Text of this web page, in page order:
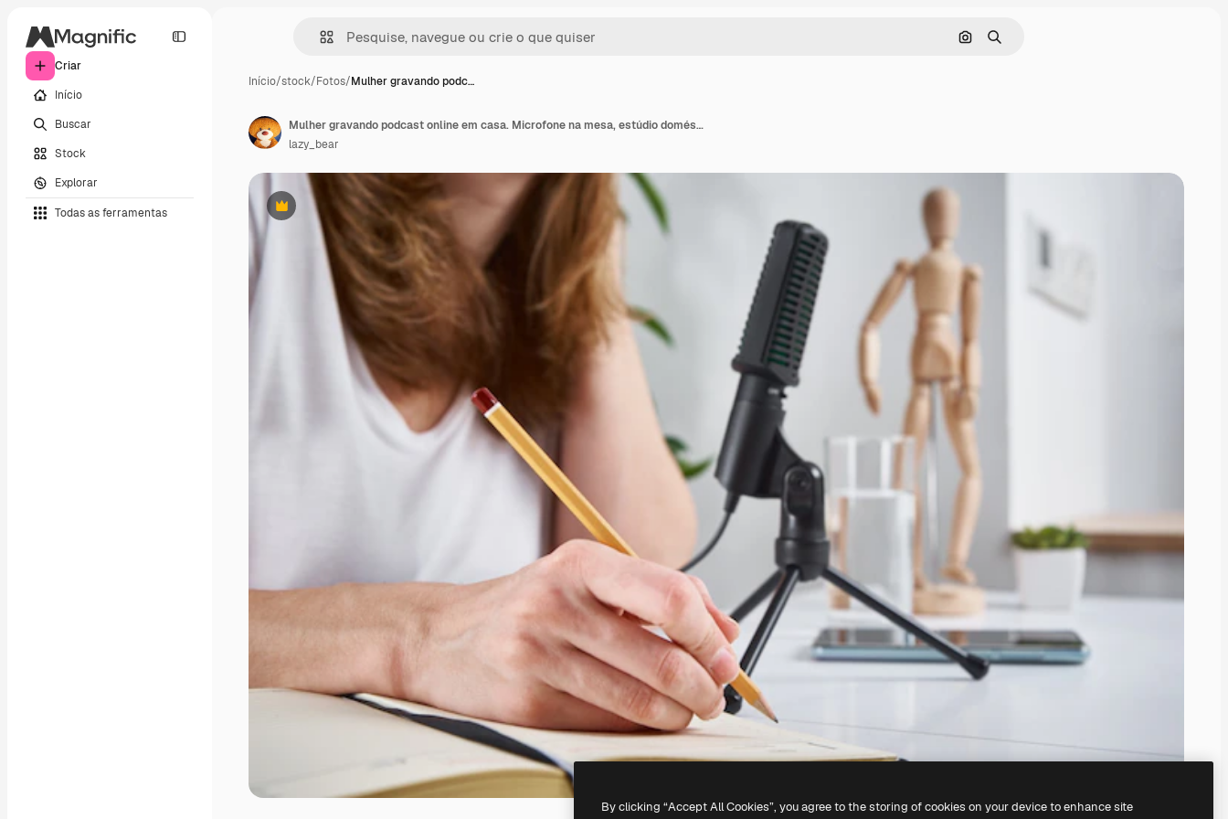
Criar
Início
Buscar
Stock
Explorar
Todas as ferramentas
Pesquisar por imagem
Buscar
Início/stock/Fotos/Mulher gravando podc…
Premium
Mulher gravando podcast online em casa. Microfone na mesa, estúdio doméstico no local de trabalho
lazy_bear
By clicking “Accept All Cookies”, you agree to the storing of cookies on your device to enhance site